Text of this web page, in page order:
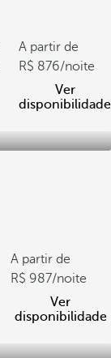
A partir de
876/noite
Ver
disponibilidade
A partir de
987/noite
Ver
disponibilidade